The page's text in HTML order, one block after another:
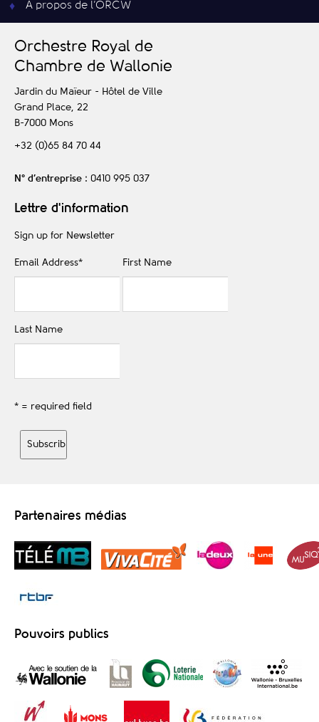
A propos de l’ORCW
Orchestre Royal de
Chambre de Wallonie
Jardin du Maïeur - Hôtel de Ville
Grand Place, 22
B-7000 Mons
+32 (0)65 84 70 44
N° d’entreprise : 0410 995 037
Lettre d'information
Sign up for Newsletter
Email Address* First Name
Last Name
* = required field
Partenaires médias
Pouvoirs publics